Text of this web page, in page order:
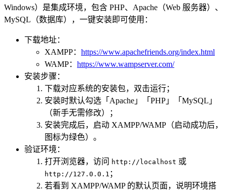
Windows）是集成环境，包含 PHP、Apache（Web 服务器）、
MySQL（数据库），一键安装即可使用：
下载地址：
XAMPP： https://www.apachefriends.org/index.html
WAMP： https://www.wampserver.com/
安装步骤：
下载对应系统的安装包，双击运行；
安装时默认勾选「Apache」「PHP」「MySQL」
（新手无需修改）；
安装完成后，启动 XAMPP/WAMP（启动成功后，
图标为绿色）。
验证环境：
打开浏览器，访问 http://localhost 或
http://127.0.0.1 ；
若看到 XAMPP/WAMP 的默认页面，说明环境搭